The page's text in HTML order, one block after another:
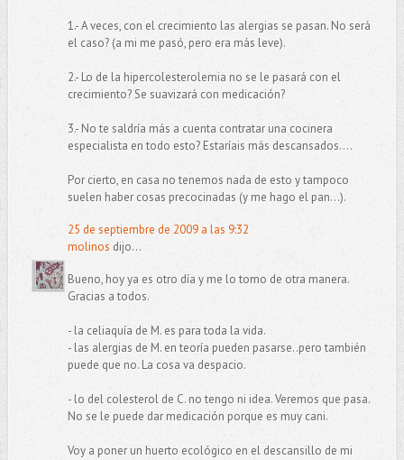
1.- A veces, con el crecimiento las alergias se pasan. No será
el caso? (a mi me pasó, pero era más leve).
2.- Lo de la hipercolesterolemia no se le pasará con el
crecimiento? Se suavizará con medicación?
3.- No te saldría más a cuenta contratar una cocinera
especialista en todo esto? Estaríais más descansados....
Por cierto, en casa no tenemos nada de esto y tampoco
suelen haber cosas precocinadas (y me hago el pan...).
25 de septiembre de 2009 a las 9:32
molinos dijo...
Bueno, hoy ya es otro día y me lo tomo de otra manera.
Gracias a todos.
- la celiaquía de M. es para toda la vida.
- las alergias de M. en teoría pueden pasarse..pero también
puede que no. La cosa va despacio.
- lo del colesterol de C. no tengo ni idea. Veremos que pasa.
No se le puede dar medicación porque es muy cani.
Voy a poner un huerto ecológico en el descansillo de mi